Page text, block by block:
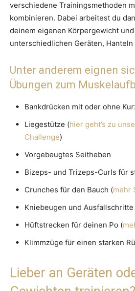
verschiedene Trainingsmethoden
kombinieren. Dabei arbeitest du
deinem eigenen Körpergewicht
unterschiedlichen Geräten, Hanteln
Unter anderem eignen
Übungen zum
Bankdrücken mit oder ohne
Liegestütze (hier geht’s zu
Challenge)
Vorgebeugtes Seitheben
Bizeps- und Trizeps-Curls für
Crunches für den Bauch (mehr
Kniebeugen und
Hüftstrecken für deinen Po (
Klimmzüge für einen starken
Lieber an Geräten